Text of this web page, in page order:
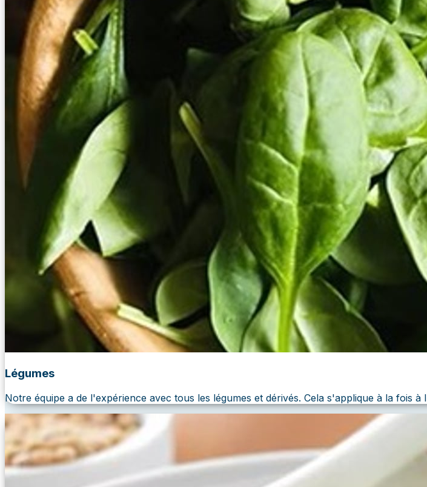
Légumes
Notre équipe a de l'expérience avec tous les légumes et dérivés. Cela s'applique à la fois